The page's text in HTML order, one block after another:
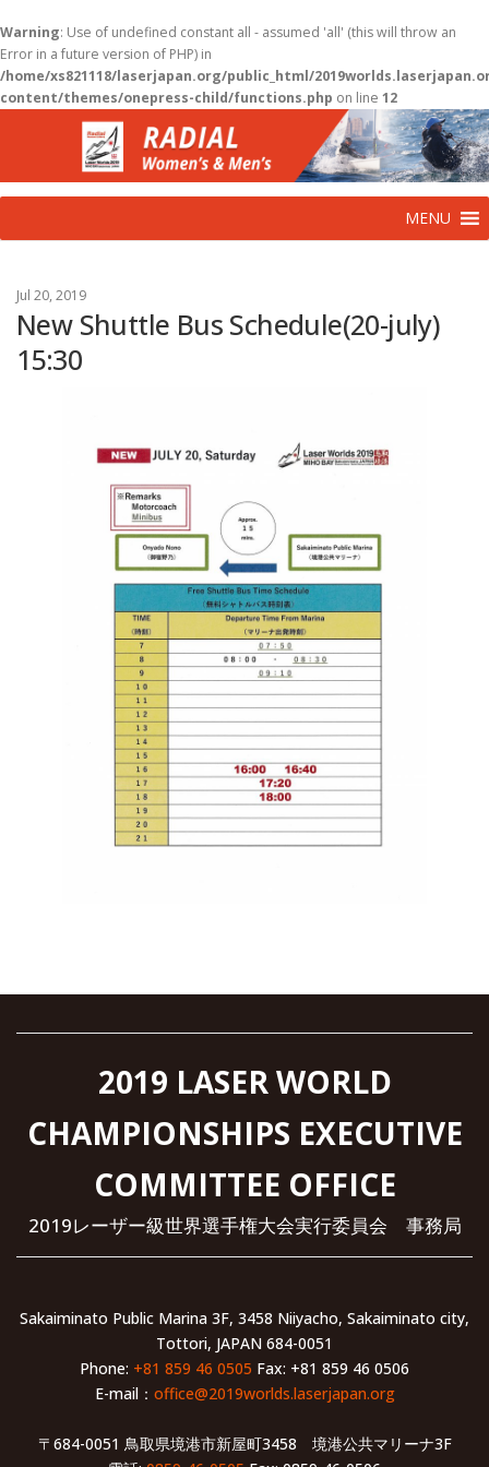
Warning: Use of undefined constant all - assumed 'all' (this will throw an
Error in a future version of PHP) in
/home/xs821118/laserjapan.org/public_html/
content/themes/onepress-child/functions.php on line 12
ン
MENU
Jul 20, 2019
New Shuttle Bus Schedule(20-july)
15:30
2019 LASER WORLD
CHAMPIONSHIPS EXECUTIVE
COMMITTEE OFFICE
2019レーザー級世界選手権大会実行委員会 事務局
Sakaiminato Public Marina 3F, 3458 Niiyacho, Sakaiminato city,
Tottori, JAPAN 684-0051
Phone: +81 859 46 0505 Fax: +81 859 46 0506
E-mail： office@2019worlds.laserjapan.org
〒684-0051 鳥取県境港市新屋町3458 境港公共マリーナ3F